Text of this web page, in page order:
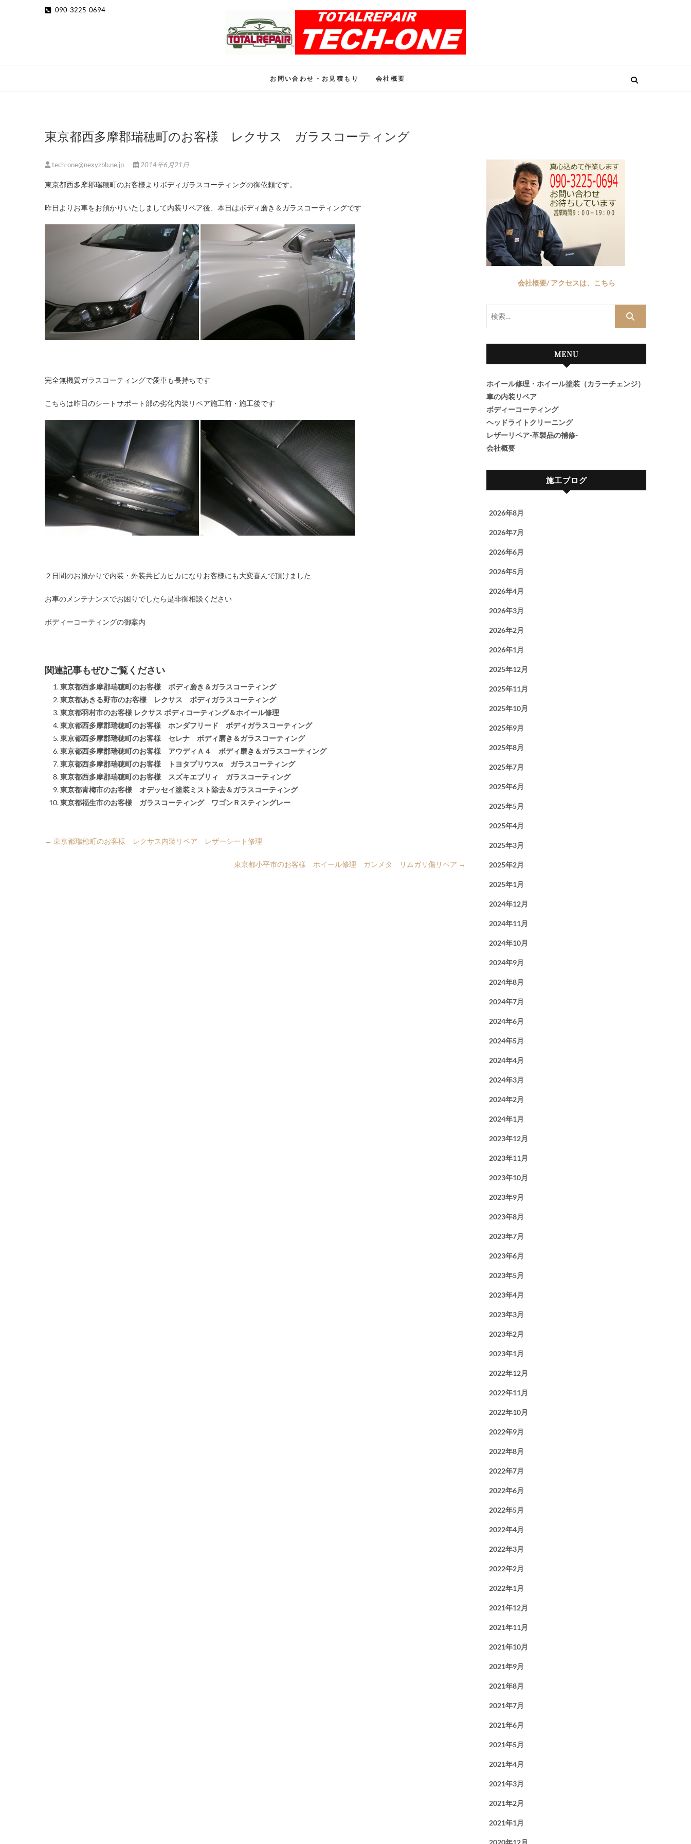
090-3225-0694
ホイール修理のトータルリペアテックワン
お問い合わせ・お見積もり 会社概要
東京都西多摩郡瑞穂町のお客様 レクサス ガラスコーティング
tech-one@nexyzbb.ne.jp 2014年6月21日
東京都西多摩郡瑞穂町のお客様よりボディガラスコーティングの御依頼です。
昨日よりお車をお預かりいたしまして内装リペア後、本日はボディ磨き＆ガラスコーティングです
完全無機質ガラスコーティングで愛車も長持ちです
こちらは昨日のシートサポート部の劣化内装リペア施工前・施工後です
２日間のお預かりで内装・外装共ピカピカになりお客様にも大変喜んで頂けました
お車のメンテナンスでお困りでしたら是非御相談ください
ボディーコーティングの御案内
関連記事もぜひご覧ください
東京都西多摩郡瑞穂町のお客様 ボディ磨き＆ガラスコーティング
東京都あきる野市のお客様 レクサス ボディガラスコーティング
東京都羽村市のお客様 レクサス ボディコーティング＆ホイール修理
東京都西多摩郡瑞穂町のお客様 ホンダフリード ボディガラスコーティング
東京都西多摩郡瑞穂町のお客様 セレナ ボディ磨き＆ガラスコーティング
東京都西多摩郡瑞穂町のお客様 アウディＡ４ ボディ磨き＆ガラスコーティング
東京都西多摩郡瑞穂町のお客様 トヨタプリウスα ガラスコーティング
東京都西多摩郡瑞穂町のお客様 スズキエブリィ ガラスコーティング
東京都青梅市のお客様 オデッセイ塗装ミスト除去＆ガラスコーティング
東京都福生市のお客様 ガラスコーティング ワゴンＲスティングレー
← 東京都瑞穂町のお客様 レクサス内装リペア レザーシート修理
東京都小平市のお客様 ホイール修理 ガンメタ リムガリ傷リペア →
会社概要/ アクセスは、こちら
MENU
ホイール修理・ホイール塗装（カラーチェンジ）
車の内装リペア
ボディーコーティング
ヘッドライトクリーニング
レザーリペア-革製品の補修-
会社概要
施工ブログ
2026年8月
2026年7月
2026年6月
2026年5月
2026年4月
2026年3月
2026年2月
2026年1月
2025年12月
2025年11月
2025年10月
2025年9月
2025年8月
2025年7月
2025年6月
2025年5月
2025年4月
2025年3月
2025年2月
2025年1月
2024年12月
2024年11月
2024年10月
2024年9月
2024年8月
2024年7月
2024年6月
2024年5月
2024年4月
2024年3月
2024年2月
2024年1月
2023年12月
2023年11月
2023年10月
2023年9月
2023年8月
2023年7月
2023年6月
2023年5月
2023年4月
2023年3月
2023年2月
2023年1月
2022年12月
2022年11月
2022年10月
2022年9月
2022年8月
2022年7月
2022年6月
2022年5月
2022年4月
2022年3月
2022年2月
2022年1月
2021年12月
2021年11月
2021年10月
2021年9月
2021年8月
2021年7月
2021年6月
2021年5月
2021年4月
2021年3月
2021年2月
2021年1月
2020年12月